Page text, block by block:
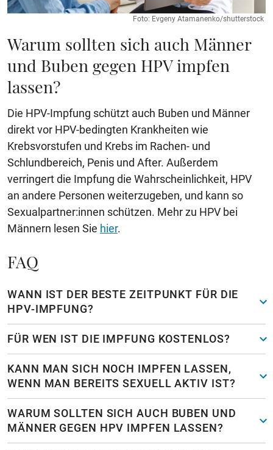
Foto: Evgeny Atamanenko/shutterstock
Warum sollten sich auch Männer
und Buben gegen HPV impfen
lassen?
Die HPV-Impfung schützt auch Buben und Männer
direkt vor HPV-bedingten Krankheiten wie
Krebsvorstufen und Krebs im Rachen- und
Schlundbereich, Penis und After. Außerdem
verringert die Impfung die Wahrscheinlichkeit, HPV
an andere Personen weiterzugeben, und kann so
Sexualpartner:innen schützen. Mehr zu HPV bei
Männern lesen Sie hier.
FAQ
WANN IST DER BESTE ZEITPUNKT FÜR DIE
HPV-IMPFUNG?
FÜR WEN IST DIE IMPFUNG KOSTENLOS?
KANN MAN SICH NOCH IMPFEN LASSEN,
WENN MAN BEREITS SEXUELL AKTIV IST?
WARUM SOLLTEN SICH AUCH BUBEN UND
MÄNNER GEGEN HPV IMPFEN LASSEN?